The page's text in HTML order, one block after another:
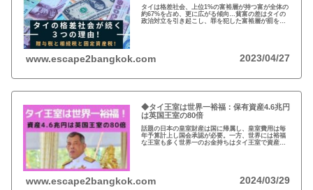
タイは格差社会、上位1%の富裕層が持つ富が全体の
約67%を占め、更に広がる傾向…貧富の差はタイの
政治対立を引き起こし、罪を犯した富裕層が罰を免
www.escape2bangkok.com 2023/04/27
◆タイ王室は世界一裕福：保有資産4.6兆円
は英国王室の80倍
話題の日本の皇室財産は国に帰属し、皇室費用は毎
年予算計上し国会承認が必要。一方、世界には裕福
な王室も多く世界一のお金持ちはタイ王室で資産は
www.escape2bangkok.com 2024/03/29